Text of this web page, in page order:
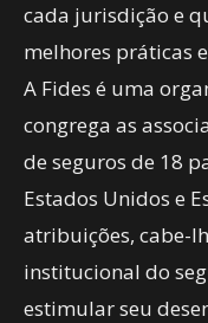
cada jurisdição e
melhores práticas
A Fides é uma
congrega as
de seguros de 18
Estados Unidos e
atribuições, cabe-
institucional do
estimular seu